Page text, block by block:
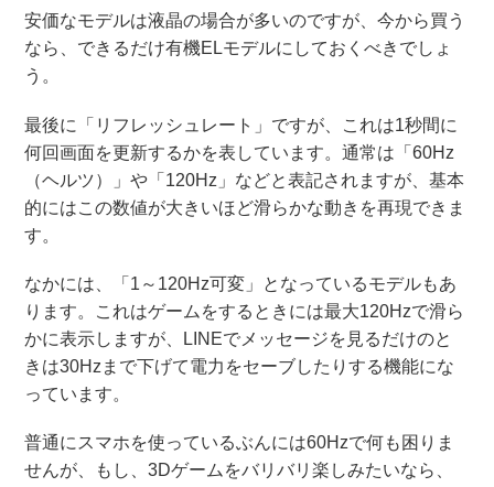
安価なモデルは液晶の場合が多いのですが、今から買う
なら、できるだけ有機ELモデルにしておくべきでしょ
う。
最後に「リフレッシュレート」ですが、これは1秒間に
何回画面を更新するかを表しています。通常は「60Hz
（ヘルツ）」や「120Hz」などと表記されますが、基本
的にはこの数値が大きいほど滑らかな動きを再現できま
す。
なかには、「1～120Hz可変」となっているモデルもあ
ります。これはゲームをするときには最大120Hzで滑ら
かに表示しますが、LINEでメッセージを見るだけのと
きは30Hzまで下げて電力をセーブしたりする機能にな
っています。
普通にスマホを使っているぶんには60Hzで何も困りま
せんが、もし、3Dゲームをバリバリ楽しみたいなら、